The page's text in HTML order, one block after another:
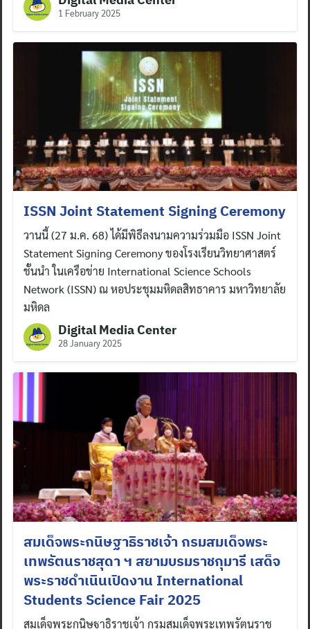
1 February 2025
ISSN Joint Statement Signing Ceremony
วานนี้ (27 ม.ค. 68) ได้มีพิธีลงนามความร่วมมือ ISSN Joint
Statement Signing Ceremony ของโรงเรียนวิทยาศาสตร์
ชั้นนำ ในเครือข่าย International Science Schools
Network (ISSN) ณ หอประชุมมหิดลสิทธาคาร มหาวิทยาลัย
มหิดล
Digital Media Center
28 January 2025
สมเด็จพระกนิษฐาธิราชเจ้า กรมสมเด็จพระ
เทพรัตนราชสุดา ฯ สยามบรมราชกุมารี เสด็จ
พระราชดำเนินเปิดงาน International
Students Science Fair 2025
สมเด็จพระกนิษฐาธิราชเจ้า กรมสมเด็จพระเทพรัตนราช